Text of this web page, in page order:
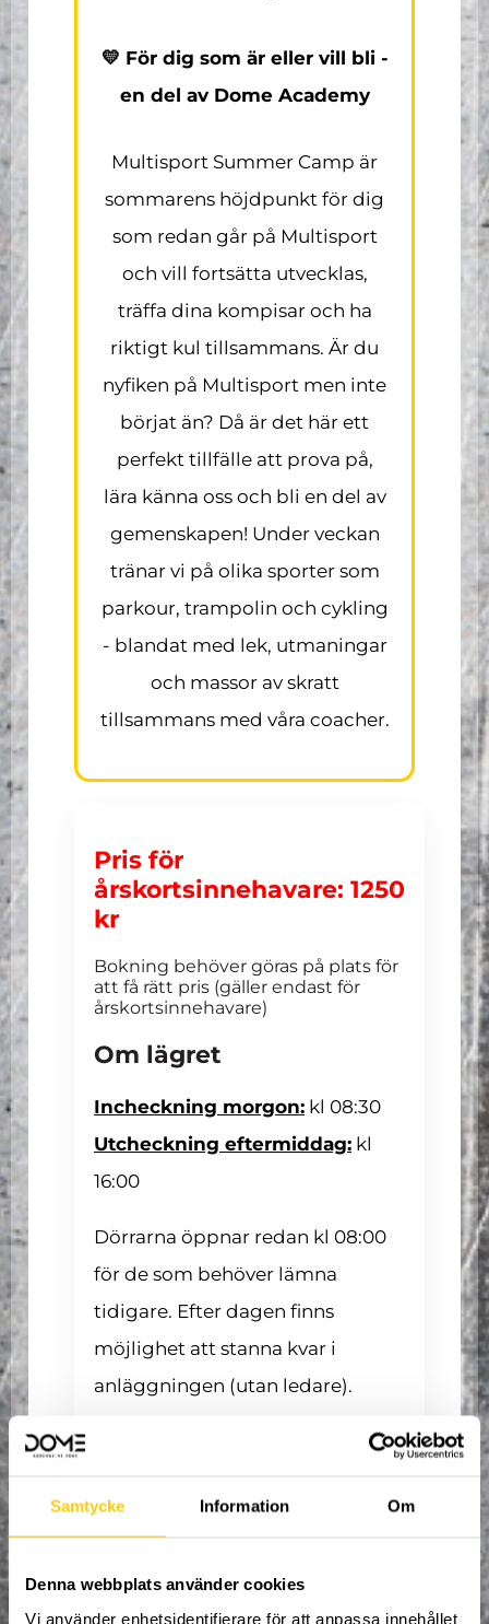
Samtycke Information Om
Denna webbplats använder cookies
Vi använder enhetsidentifierare för att anpassa innehållet
💛 För dig som är eller vill bli -
en del av Dome Academy
Multisport Summer Camp är
sommarens höjdpunkt för dig
som redan går på Multisport
och vill fortsätta utvecklas,
träffa dina kompisar och ha
riktigt kul tillsammans. Är du
nyfiken på Multisport men inte
börjat än? Då är det här ett
perfekt tillfälle att prova på,
lära känna oss och bli en del av
gemenskapen! Under veckan
tränar vi på olika sporter som
parkour, trampolin och cykling
- blandat med lek, utmaningar
och massor av skratt
tillsammans med våra coacher.
Pris för
årskortsinnehavare: 1250
kr
Bokning behöver göras på plats för
att få rätt pris (gäller endast för
årskortsinnehavare)
Om lägret
Incheckning morgon: kl 08:30
Utcheckning eftermiddag: kl
16:00
Dörrarna öppnar redan kl 08:00
för de som behöver lämna
tidigare. Efter dagen finns
möjlighet att stanna kvar i
anläggningen (utan ledare).
varvas med träningspass,
På Dome finns bland annat: